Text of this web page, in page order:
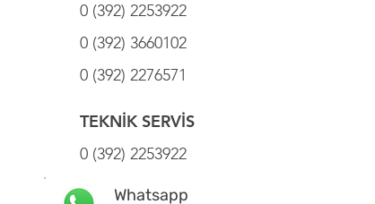
0 (392) 2253922
0 (392) 3660102
0 (392) 2276571
TEKNİK SERVİS
0 (392) 2253922
Whatsapp